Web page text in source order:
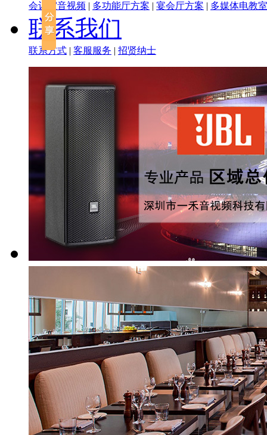
会议室音视频 | 多功能厅方案 | 宴会厅方案 | 多媒体电教室
联系我们
联系方式 | 客服服务 | 招贤纳士